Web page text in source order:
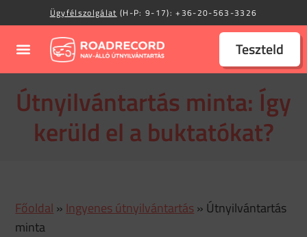
Ügyfélszolgálat (H-P: 9-17):+36-20-563-3326
Teszteld
Útnyilvántartás minta: Így
kerüld el a buktatókat?
Főoldal » Ingyenes útnyilvántartás» Útnyilvántartás
minta